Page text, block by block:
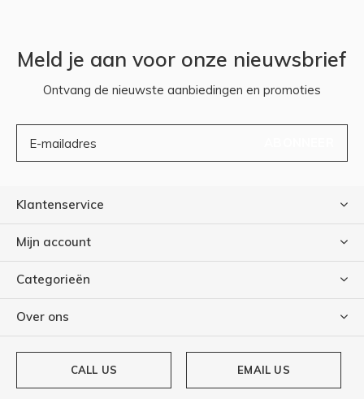
Meld je aan voor onze nieuwsbrief
Ontvang de nieuwste aanbiedingen en promoties
Klantenservice
Mijn account
Categorieën
Over ons
CALL US EMAIL US